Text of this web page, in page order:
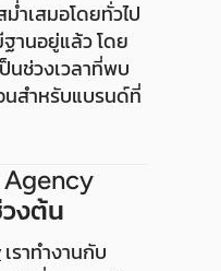
ำเสมอโดยทั่วไป
านอยู่แล้ว โดย
นช่วงเวลาที่พบ
นสำหรับแบรนด์ที่
งต้น
เราทำงานกับ